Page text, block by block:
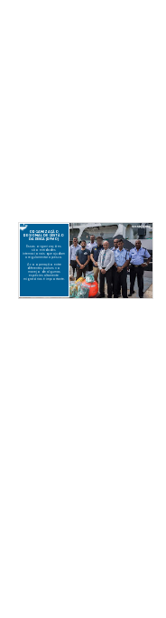
ORGANIZAÇÃO
REGIONAL DE GESTÃO
DA PESCA (RFMO)
Essas organizações
são entidades
internacionais que ajudam
a regulamentar a pesca.
A cooperação entre
diferentes países no
manejo de algumas
espécies altamente
migratórias é importante.